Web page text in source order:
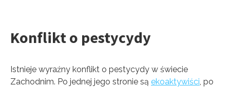
Konflikt o pestycydy
Istnieje wyraźny konflikt o pestycydy w świecie
Zachodnim. Po jednej jego stronie są ekoaktywiści , po